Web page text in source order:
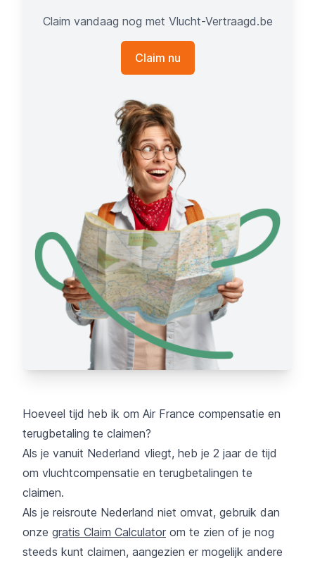
Claim vandaag nog met Vlucht-Vertraagd.be
Claim nu
Hoeveel tijd heb ik om Air France compensatie en
terugbetaling te claimen?
Als je vanuit Nederland vliegt, heb je 2 jaar de tijd
om vluchtcompensatie en terugbetalingen te
claimen.
Als je reisroute Nederland niet omvat, gebruik dan
onze gratis Claim Calculator om te zien of je nog
steeds kunt claimen, aangezien er mogelijk andere